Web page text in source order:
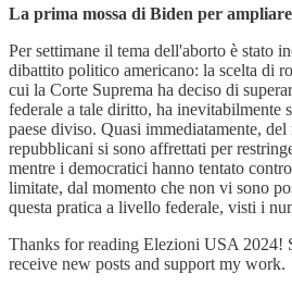
La prima mossa di Biden per
Per settimane il tema dell'aborto è stato
dibattito politico americano: la scelta di
cui la Corte Suprema ha deciso di
federale a tale diritto, ha inevitabilmente
paese diviso. Quasi immediatamente,
repubblicani si sono affrettati per
mentre i democratici hanno tentato
limitate, dal momento che non vi sono
questa pratica a livello federale, visti i
Thanks for reading Elezioni USA 2024!
receive new posts and support my work.